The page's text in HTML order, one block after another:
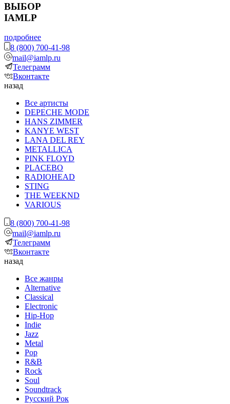
ВЫБОР
IAMLP
подробнее
8 (800) 700-41-98
mail@iamlp.ru
Телеграмм
Вконтакте
назад
Все артисты
DEPECHE MODE
HANS ZIMMER
KANYE WEST
LANA DEL REY
METALLICA
PINK FLOYD
PLACEBO
RADIOHEAD
STING
THE WEEKND
VARIOUS
8 (800) 700-41-98
mail@iamlp.ru
Телеграмм
Вконтакте
назад
Все жанры
Alternative
Classical
Electronic
Hip-Hop
Indie
Jazz
Metal
Pop
R&B
Rock
Soul
Soundtrack
Русский Рок